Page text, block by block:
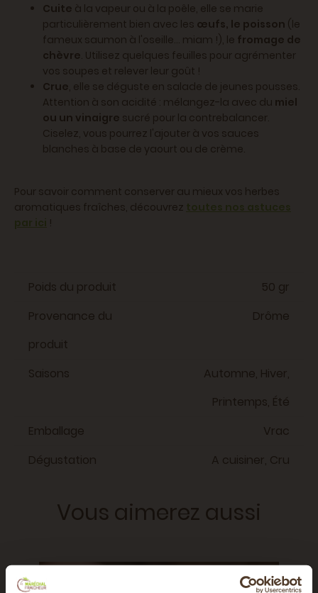
Cuite à la vapeur ou à la poêle, elle se marie
particulièrement bien avec les œufs, le poisson (le
fameux saumon à l'oseille... miam !), le fromage de
chèvre. Utilisez quelques feuilles pour agrémenter
vos soupes et relever leur goût !
Crue, elle se déguste en salade de jeunes pousses.
Attention à son acidité : mélangez-la avec du miel
ou un vinaigre sucré pour la contrebalancer.
Ciselez, vous pourrez l'ajouter à vos sauces
blanches à base de yaourt ou de crème.
Pour savoir comment conserver au mieux vos herbes
aromatiques fraîches, découvrez toutes nos astuces
par ici !
Poids du produit
50 gr
Provenance du
produit
Drôme
Saisons
Automne, Hiver,
Printemps, Été
Emballage
Vrac
Dégustation
A cuisiner, Cru
Vous aimerez aussi
BIO